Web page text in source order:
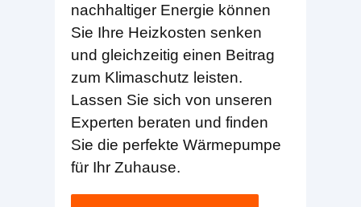
nachhaltiger Energie können
Sie Ihre Heizkosten senken
und gleichzeitig einen Beitrag
zum Klimaschutz leisten.
Lassen Sie sich von unseren
Experten beraten und finden
Sie die perfekte Wärmepumpe
für Ihr Zuhause.